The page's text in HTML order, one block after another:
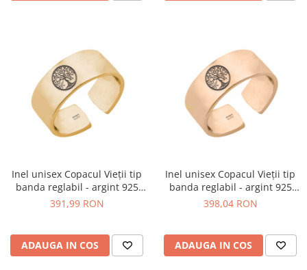
Inel unisex Copacul Vieții tip
banda reglabil - argint 925
placat cu aur 24K
391,99 RON
ADAUGA IN COS
Inel unisex Copacul Vieții tip
banda reglabil - argint 925
placat cu aur roz
398,04 RON
ADAUGA IN COS